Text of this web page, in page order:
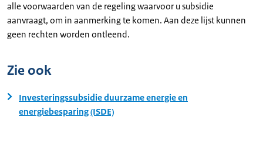
alle voorwaarden van de regeling waarvoor u subsidie
aanvraagt, om in aanmerking te komen. Aan deze lijst kunnen
geen rechten worden ontleend.
Zie ook
Investeringssubsidie duurzame energie en
energiebesparing (ISDE)